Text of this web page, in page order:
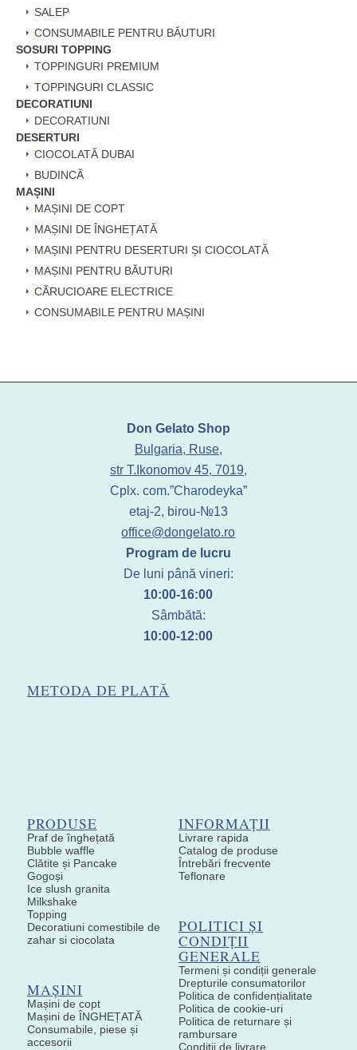
SALEP
CONSUMABILE PENTRU BĂUTURI
SOSURI TOPPING
TOPPINGURI PREMIUM
TOPPINGURI CLASSIC
DECORATIUNI
DECORATIUNI
DESERTURI
CIOCOLATĂ DUBAI
BUDINCĂ
MAȘINI
MAȘINI DE COPT
MAȘINI DE ÎNGHEȚATĂ
MAȘINI PENTRU DESERTURI ȘI CIOCOLATĂ
MAȘINI PENTRU BĂUTURI
CĂRUCIOARE ELECTRICE
CONSUMABILE PENTRU MAȘINI
Don Gelato Shop
Bulgaria, Ruse,
str T.Ikonomov 45, 7019,
Cplx. com.”Charodeyka”
etaj-2, birou-№13
office@dongelato.ro
Program de lucru
De luni până vineri:
10:00-16:00
Sâmbătă:
10:00-12:00
METODA DE PLATĂ
PRODUSE
Praf de înghețată
Bubble waffle
Clătite și Pancake
Gogoși
Ice slush granita
Milkshake
Topping
Decoratiuni comestibile de
zahar si ciocolata
MAȘINI
Mașini de copt
Mașini de ÎNGHEȚATĂ
Consumabile, piese și
accesorii
INFORMAȚII
Livrare rapida
Catalog de produse
Întrebări frecvente
Teflonare
POLITICI ȘI
CONDIȚII
GENERALE
Termeni și condiții generale
Drepturile consumatorilor
Politica de confidențialitate
Politica de cookie-uri
Politica de returnare și
rambursare
Condiții de livrare